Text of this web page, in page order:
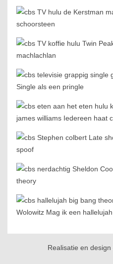
Realisatie en design